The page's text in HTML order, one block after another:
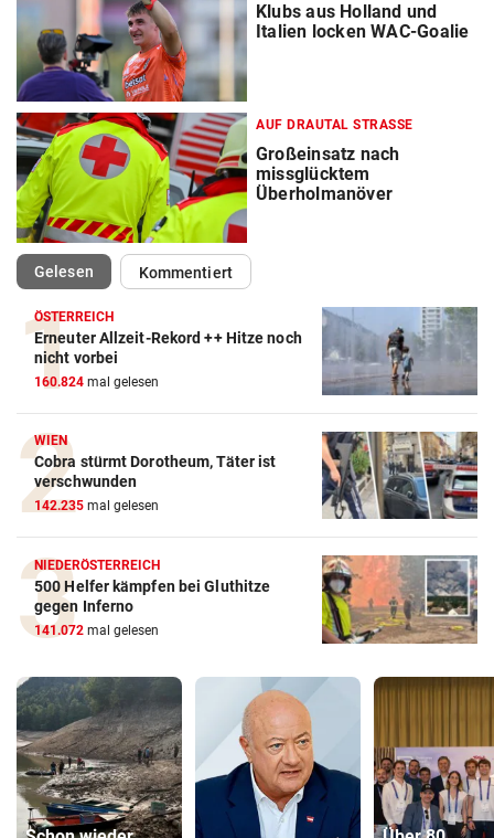
Klubs aus Holland und
Italien locken WAC-Goalie
AUF DRAUTAL STRASSE
Großeinsatz nach
missglücktem
Überholmanöver
Gelesen(ausgewählt)Kommentiert
ÖSTERREICH
Erneuter Allzeit-Rekord ++ Hitze noch
nicht vorbei
160.824 mal gelesen
WIEN
Cobra stürmt Dorotheum, Täter ist
verschwunden
142.235 mal gelesen
NIEDERÖSTERREICH
500 Helfer kämpfen bei Gluthitze
gegen Inferno
141.072 mal gelesen